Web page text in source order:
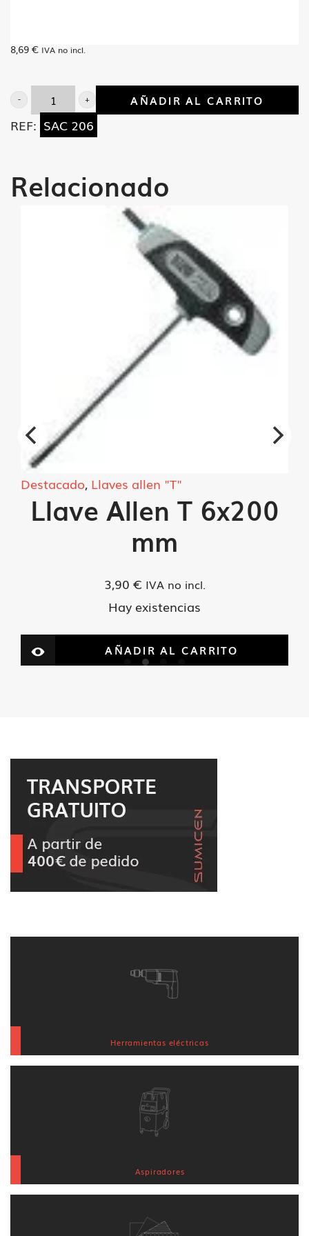
8,69 € IVA no incl.
Convertidor
3/8
mach
AÑADIR AL CARRITO
REF: SAC 206
Relacionado
Destacado, Llaves allen "T"
Llave Allen T 6x200
mm
3,90 € IVA no incl.
Hay existencias
AÑADIR AL CARRITO
Herramientas eléctricas
Aspiradores